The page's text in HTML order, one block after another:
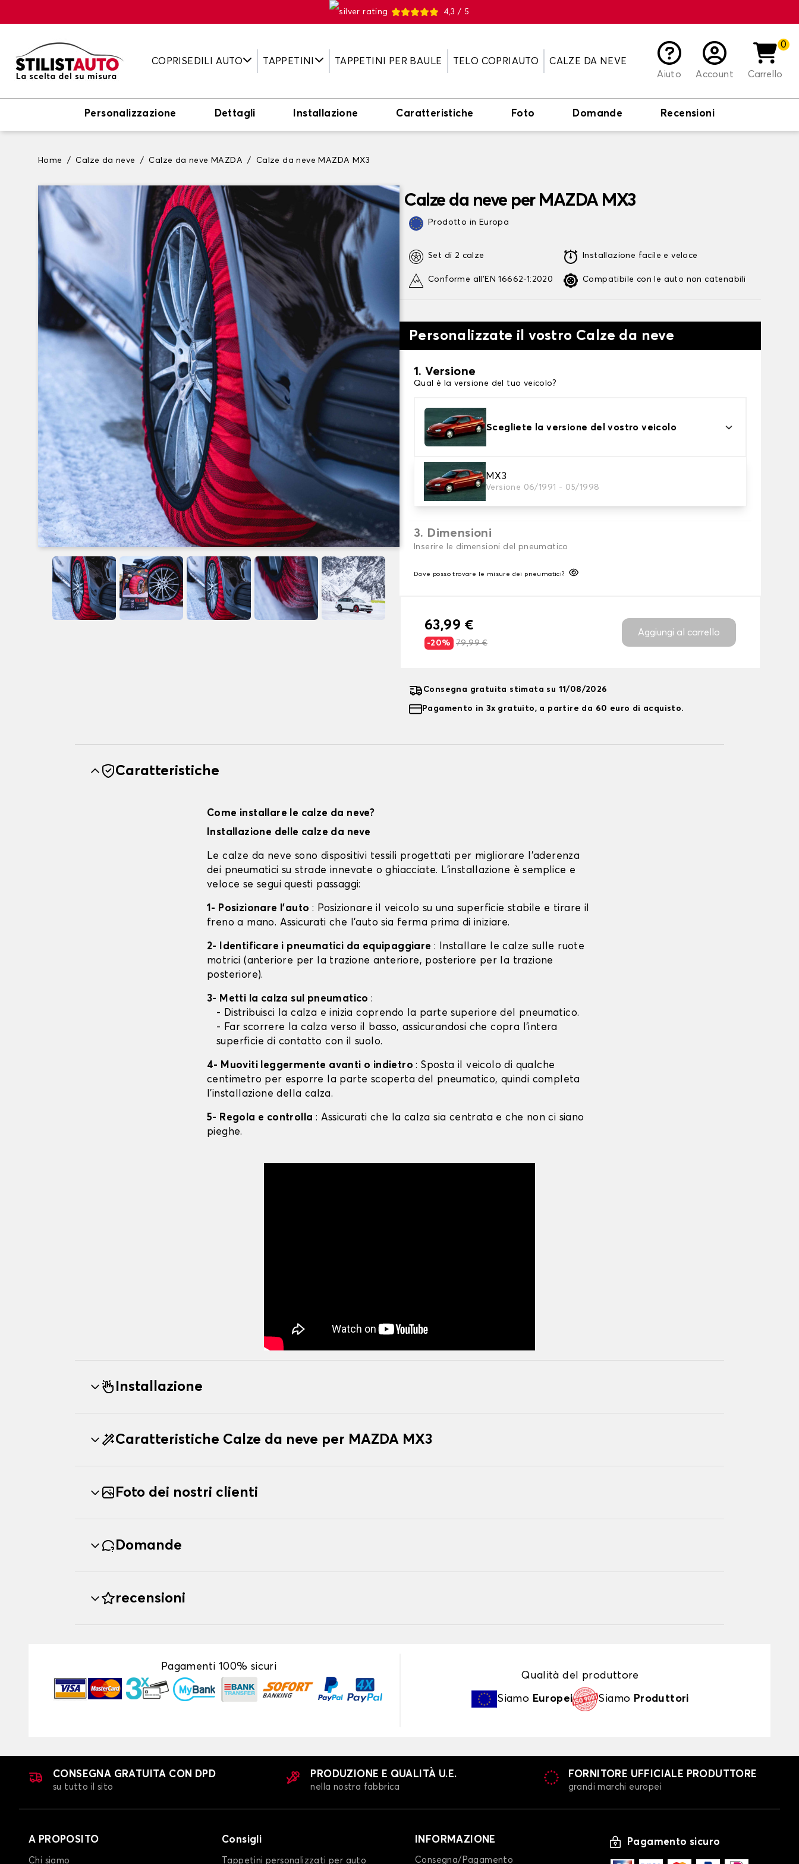
4,3 / 5
COPRISEDILI AUTO TAPPETINI TAPPETINI PER BAULE TELO COPRIAUTO
CALZE DA NEVE
Aiuto
Account
0
Carrello
Personalizzazione Dettagli Installazione Caratteristiche Foto Domande Recensioni
Home Calze da neve Calze da neve MAZDA Calze da neve MAZDA MX3
Calze da neve per MAZDA MX3
Prodotto in Europa
Set di 2 calze
Conforme all'EN 16662-1:2020
Installazione facile e veloce
Compatibile con le auto non catenabili
Personalizzate il vostro Calze da neve
1. Versione
Qual è la versione del tuo veicolo?
Scegliete la versione del vostro veicolo
MX3
Versione 06/1991 - 05/1998
2. Finitura a calza
Scegli le calze da neve adatte alle tue necessità
3. Dimensioni
Inserire le dimensioni del pneumatico
Dove posso trovare le misure dei pneumatici?
63,99 €
-20% 79,99 €
Aggiungi al carrello
Consegna gratuita stimata su 11/08/2026
Pagamento in 3x gratuito, a partire da 60 euro di acquisto.
Caratteristiche
Come installare le calze da neve?
Installazione delle calze da neve
Le calze da neve sono dispositivi tessili progettati per migliorare l'aderenza
dei pneumatici su strade innevate o ghiacciate. L'installazione è semplice e
veloce se segui questi passaggi:
1- Posizionare l'auto : Posizionare il veicolo su una superficie stabile e tirare il
freno a mano. Assicurati che l'auto sia ferma prima di iniziare.
2- Identificare i pneumatici da equipaggiare : Installare le calze sulle ruote
motrici (anteriore per la trazione anteriore, posteriore per la trazione
posteriore).
3- Metti la calza sul pneumatico:
- Distribuisci la calza e inizia coprendo la parte superiore del pneumatico.
- Far scorrere la calza verso il basso, assicurandosi che copra l'intera
superficie di contatto con il suolo.
4- Muoviti leggermente avanti o indietro: Sposta il veicolo di qualche
centimetro per esporre la parte scoperta del pneumatico, quindi completa
l'installazione della calza.
5- Regola e controlla : Assicurati che la calza sia centrata e che non ci siano
pieghe.
Installazione
Caratteristiche Calze da neve per MAZDA MX3
Foto dei nostri clienti
Domande
recensioni
Pagamenti 100% sicuri
Qualità del produttore
Siamo Europei Siamo Produttori
CONSEGNA GRATUITA CON DPD
su tutto il sito
PRODUZIONE E QUALITÀ U.E.
nella nostra fabbrica
FORNITORE UFFICIALE PRODUTTORE
grandi marchi europei
A PROPOSITO
Chi siamo
Consigli
Tappetini personalizzati per auto
INFORMAZIONE
Consegna/Pagamento
Pagamento sicuro